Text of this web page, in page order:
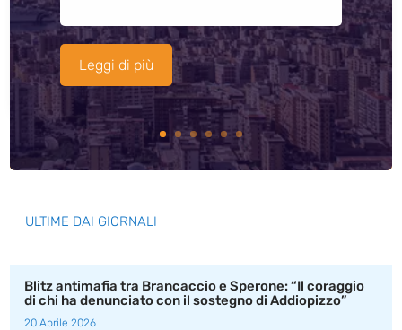
Leggi di più
ULTIME DAI GIORNALI
Blitz antimafia tra Brancaccio e Sperone: “Il coraggio
di chi ha denunciato con il sostegno di Addiopizzo”
20 Aprile 2026